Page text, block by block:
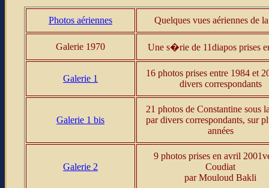
Photos aériennes Quelques vues aériennes de
Galerie 1970 Une s�rie de 11diapos prises
Galerie 1
16 photos prises entre 1984 et
divers correspondants
Galerie 1 bis
21 photos de Constantine sous
par divers correspondants, sur
années
Galerie 2
9 photos prises en avril
Coudiat
par Mouloud Bakli